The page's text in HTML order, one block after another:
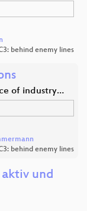
behind enemy lines
of industry…
behind enemy lines
und